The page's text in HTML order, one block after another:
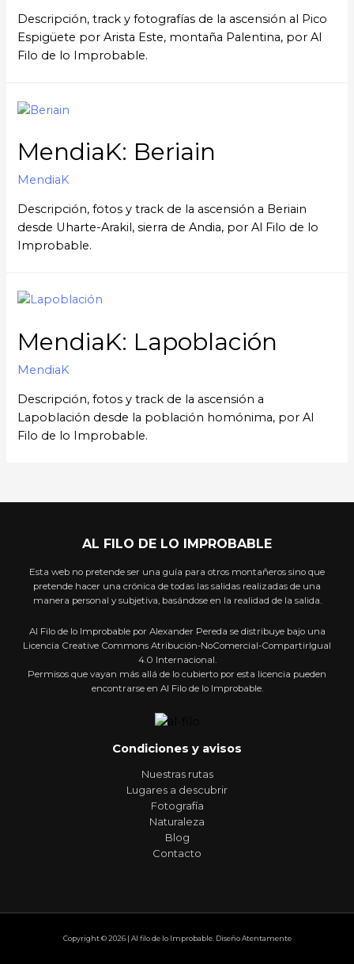
Descripción, track y fotografías de la ascensión al Pico
Espigüete por Arista Este, montaña Palentina, por Al
Filo de lo Improbable.
MendiaK: Beriain
MendiaK
Descripción, fotos y track de la ascensión a Beriain
desde Uharte-Arakil, sierra de Andia, por Al Filo de lo
Improbable.
MendiaK: Lapoblación
MendiaK
Descripción, fotos y track de la ascensión a
Lapoblación desde la población homónima, por Al
Filo de lo Improbable.
AL FILO DE LO IMPROBABLE
Esta web no pretende ser una guía para otros montañeros sino que
pretende hacer una crónica de todas las salidas realizadas de una
manera personal y subjetiva, basándose en la realidad de la salida.
Al Filo de lo Improbable por Alexander Pereda se distribuye bajo una
Licencia Creative Commons Atribución-NoComercial-CompartirIgual
4.0 Internacional.
Permisos que vayan más allá de lo cubierto por esta licencia pueden
encontrarse en Al Filo de lo Improbable.
Condiciones y avisos
Nuestras rutas
Lugares a descubrir
Fotografía
Naturaleza
Blog
Contacto
Copyright © 2026 | Al filo de lo Improbable. Diseño Atentamente